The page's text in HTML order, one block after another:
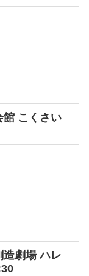
館 こくさい
造劇場 ハレ